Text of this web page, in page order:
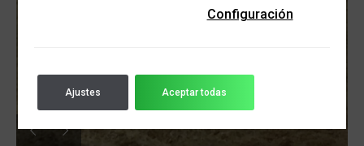
Configuración
Aceptar todas
Ajustes